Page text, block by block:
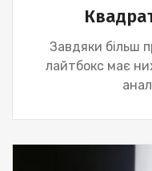
Завдяки більш
лайтбокс має